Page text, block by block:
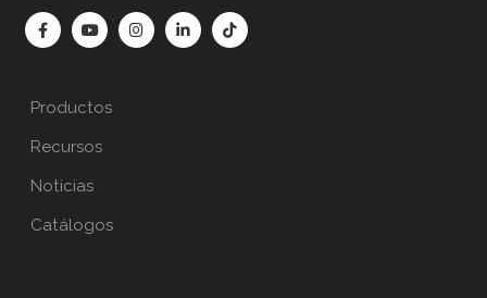
Productos
Recursos
Noticias
Catálogos